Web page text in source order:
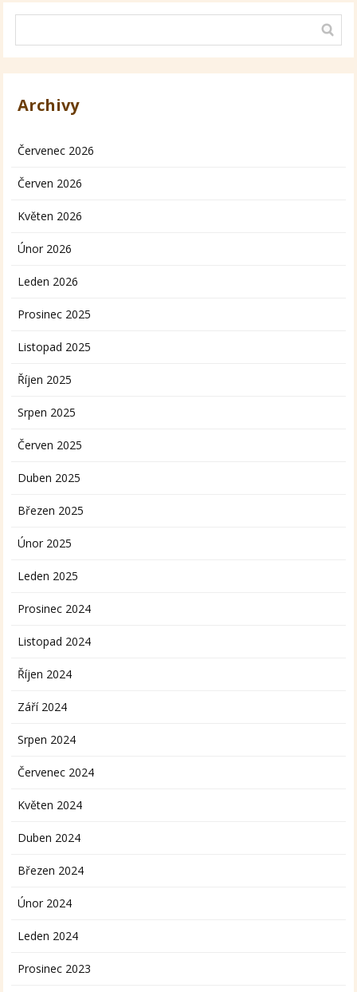
Archivy
Červenec 2026
Červen 2026
Květen 2026
Únor 2026
Leden 2026
Prosinec 2025
Listopad 2025
Říjen 2025
Srpen 2025
Červen 2025
Duben 2025
Březen 2025
Únor 2025
Leden 2025
Prosinec 2024
Listopad 2024
Říjen 2024
Září 2024
Srpen 2024
Červenec 2024
Květen 2024
Duben 2024
Březen 2024
Únor 2024
Leden 2024
Prosinec 2023